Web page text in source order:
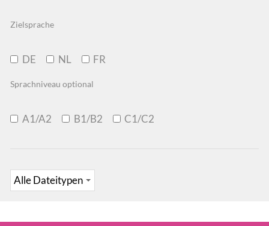
Zielsprache
DE NL FR
Sprachniveau optional
A1/A2 B1/B2 C1/C2